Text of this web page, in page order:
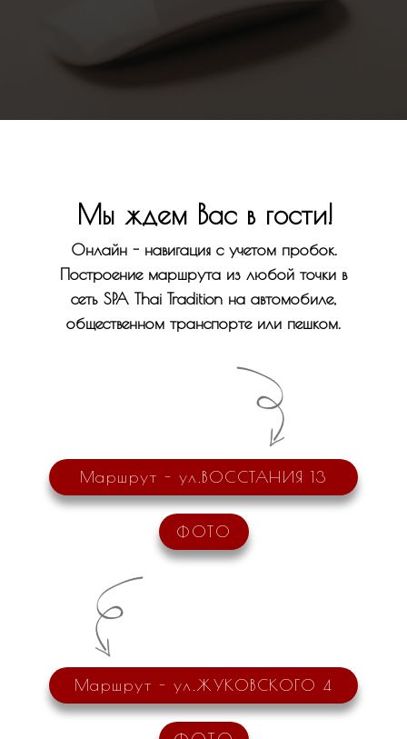
Мы ждем Вас в гости!
Онлайн - навигация с учетом пробок.
Построение маршрута из любой точки в
сеть SPA Thai Tradition на автомобиле,
общественном транспорте или пешком.
Маршрут - ул.ВОССТАНИЯ 13
ФОТО
Маршрут - ул.ЖУКОВСКОГО 4